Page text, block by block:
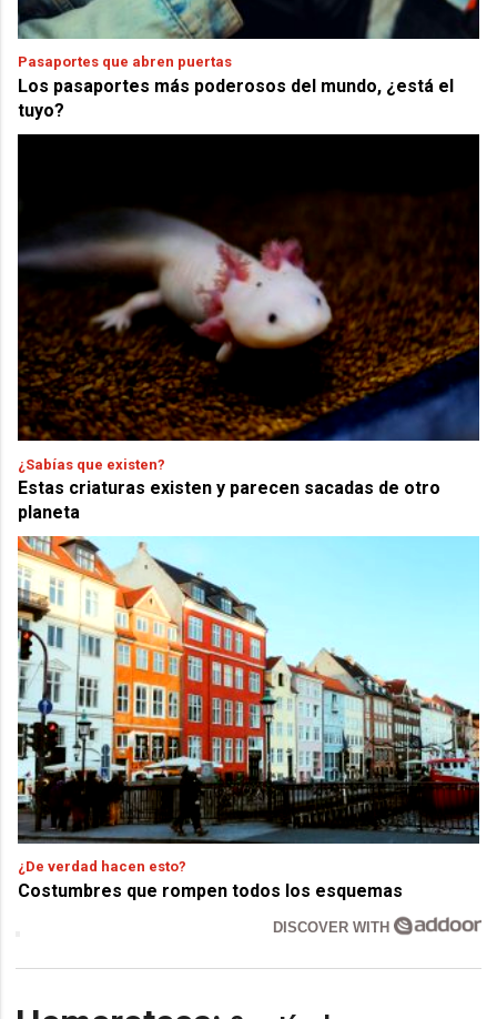
Pasaportes que abren puertas
Los pasaportes más poderosos del mundo, ¿está el
tuyo?
¿Sabías que existen?
Estas criaturas existen y parecen sacadas de otro
planeta
¿De verdad hacen esto?
Costumbres que rompen todos los esquemas
DISCOVER WITH